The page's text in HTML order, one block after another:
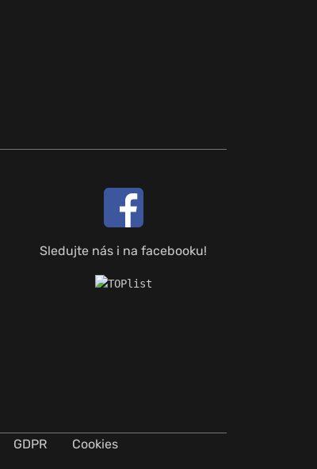
Sledujte nás i na facebooku!
GDPR Cookies